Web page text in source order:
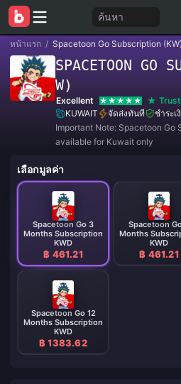
ค้นหา
หน้าแรก / Spacetoon Go Subscription (KW)
SPACETOON GO
W)
Excellent
KUWAIT
จัดส่งทันที
ชำระ
Important Note: Spacetoon Go
available for Kuwait only
เลือกมูลค่า
Spacetoon Go 3
Months Subscription
KWD
฿ 461.21
Spacetoon
Months
KWD
฿ 461.21
Spacetoon Go 12
Months Subscription
KWD
฿ 1383.62